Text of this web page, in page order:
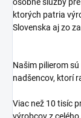
osobné služby
ktorých patria
Slovenska aj zo
Našim pilierom
nadšencov, ktorí
Viac než 10 tisíc